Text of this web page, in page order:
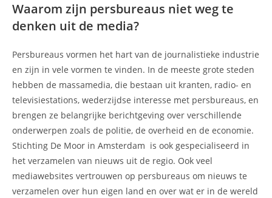
Waarom zijn persbureaus niet weg te
denken uit de media?
Persbureaus vormen het hart van de journalistieke industrie
en zijn in vele vormen te vinden. In de meeste grote steden
hebben de massamedia, die bestaan uit kranten, radio- en
televisiestations, wederzijdse interesse met persbureaus, en
brengen ze belangrijke berichtgeving over verschillende
onderwerpen zoals de politie, de overheid en de economie.
Stichting De Moor in Amsterdam is ook gespecialiseerd in
het verzamelen van nieuws uit de regio. Ook veel
mediawebsites vertrouwen op persbureaus om nieuws te
verzamelen over hun eigen land en over wat er in de wereld